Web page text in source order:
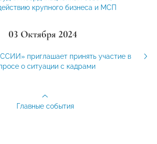
крупного бизнеса и МСП
03 Октября 2024
приглашает принять участие в
о ситуации с кадрами
Главные события